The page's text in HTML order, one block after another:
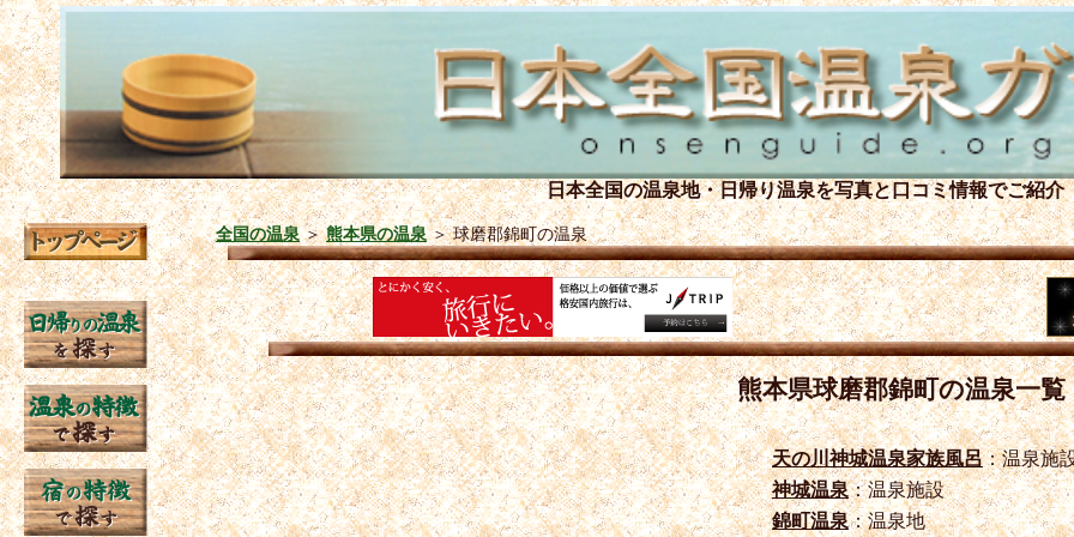
日本全国の温泉地・日帰り温泉を写真と口コミ情報でご紹介
全国の温泉＞熊本県の温泉＞球磨郡錦町の温泉
熊本県球磨郡錦町の温泉一覧
天の川神城温泉家族風呂：温泉施
神城温泉：温泉施設
錦町温泉：温泉地